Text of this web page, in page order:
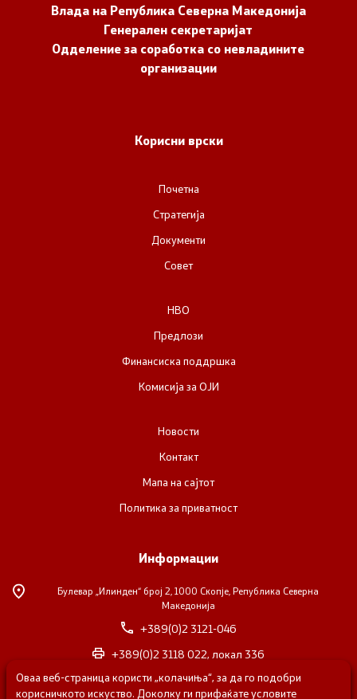
Влада на Република Северна Македонија
Генерален секретаријат
Одделение за соработка со невладините
организации
Корисни врски
Почетна
Стратегија
Документи
Совет
НВО
Предлози
Финансиска поддршка
Комисија за ОЈИ
Новости
Контакт
Мапа на сајтот
Политика за приватност
Информации
Булевар „Илинден“ број 2, 1000 Скопје, Република Северна
Македонија
+389(0)2 3121-046
+389(0)2 3118 022, локал 336
nvosorabotka@gs.gov.mk
Оваа веб-страница користи „колачиња“, за да го подобри
корисничкото искуство. Доколку ги прифаќате условите